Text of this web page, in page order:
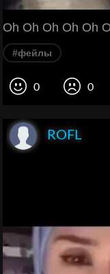
Oh Oh Oh Oh Oh
#фейлы
0 0
ROFL